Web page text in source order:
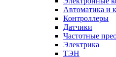
Автоматика и
Контроллеры
Датчики
Частотные
Электрика
ТЭН